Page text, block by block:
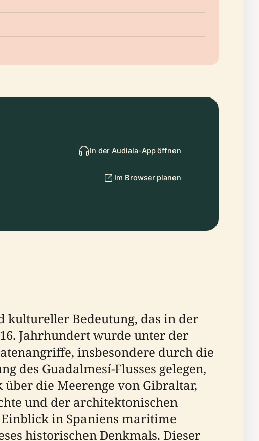
In der Audiala-App öffnen
Im Browser planen
kultureller Bedeutung, das in der
Jahrhundert wurde unter der
insbesondere durch die
des Guadalmesí-Flusses gelegen,
die Meerenge von Gibraltar,
und der architektonischen
in Spaniens maritime
historischen Denkmals. Dieser